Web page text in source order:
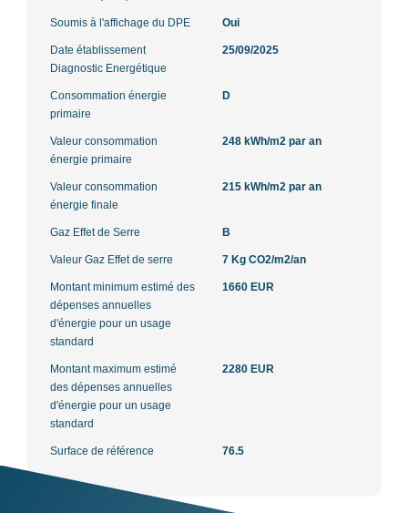
Soumis à l'affichage du DPE Oui
Date établissement
Diagnostic Energétique
25/09/2025
Consommation énergie
primaire
D
Valeur consommation
énergie primaire
248 kWh/m2 par an
Valeur consommation
énergie finale
215 kWh/m2 par an
Gaz Effet de Serre B
Valeur Gaz Effet de serre 7 Kg CO2/m2/an
Montant minimum estimé des
dépenses annuelles
d'énergie pour un usage
standard
1660 EUR
Montant maximum estimé
des dépenses annuelles
d'énergie pour un usage
standard
2280 EUR
Surface de référence 76.5